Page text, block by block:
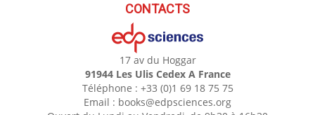
CONTACTS
17 av du Hoggar
91944 Les Ulis Cedex A France
Téléphone : +33 (0)1 69 18 75 75
Email : books@edpsciences.org